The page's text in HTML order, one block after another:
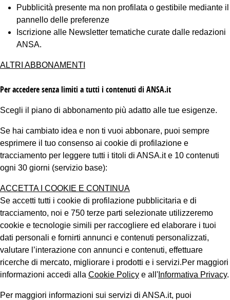
Pubblicità presente ma non profilata o gestibile mediante il
pannello delle preferenze
Iscrizione alle Newsletter tematiche curate dalle redazioni
ANSA.
ALTRI ABBONAMENTI
Per accedere senza limiti a tutti i contenuti di ANSA.it
Scegli il piano di abbonamento più adatto alle tue esigenze.
Se hai cambiato idea e non ti vuoi abbonare, puoi sempre
esprimere il tuo consenso ai cookie di profilazione e
tracciamento per leggere tutti i titoli di ANSA.it e 10 contenuti
ogni 30 giorni (servizio base):
ACCETTA I COOKIE E CONTINUA
Se accetti tutti i cookie di profilazione pubblicitaria e di
tracciamento, noi e 750 terze parti selezionate utilizzeremo
cookie e tecnologie simili per raccogliere ed elaborare i tuoi
dati personali e fornirti annunci e contenuti personalizzati,
valutare l’interazione con annunci e contenuti, effettuare
ricerche di mercato, migliorare i prodotti e i servizi.Per maggiori
informazioni accedi alla Cookie Policy e all' Informativa Privacy.
Per maggiori informazioni sui servizi di ANSA.it, puoi